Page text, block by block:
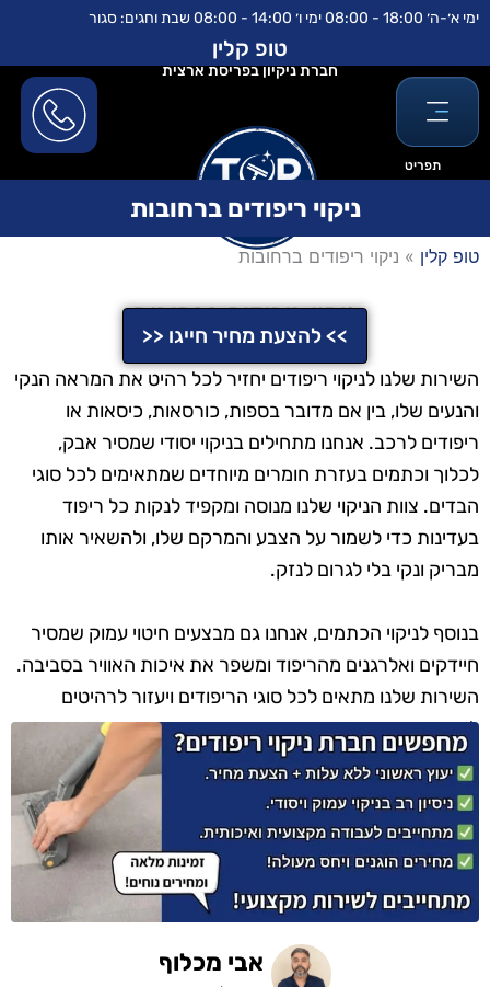
לתוכן
דילוג
ימי א׳-ה׳ 18:00 - 08:00 ימי ו׳ 14:00 - 08:00 שבת וחגים: סגור
תפריט
טופ קלין
חברת ניקיון בפריסת ארצית
ניקוי ריפודים ברחובות
טופ קלין » ניקוי ריפודים ברחובות
ניקוי ריפודים ברחובות
>> להצעת מחיר חייגו <<
השירות שלנו לניקוי ריפודים יחזיר לכל רהיט את המראה הנקי
והנעים שלו, בין אם מדובר בספות, כורסאות, כיסאות או
ריפודים לרכב. אנחנו מתחילים בניקוי יסודי שמסיר אבק,
לכלוך וכתמים בעזרת חומרים מיוחדים שמתאימים לכל סוגי
הבדים. צוות הניקוי שלנו מנוסה ומקפיד לנקות כל ריפוד
בעדינות כדי לשמור על הצבע והמרקם שלו, ולהשאיר אותו
מבריק ונקי בלי לגרום לנזק.
בנוסף לניקוי הכתמים, אנחנו גם מבצעים חיטוי עמוק שמסיר
חיידקים ואלרגנים מהריפוד ומשפר את איכות האוויר בסביבה.
השירות שלנו מתאים לכל סוגי הריפודים ויעזור לרהיטים
להיראות שוב כמו חדשים, רעננים ונעימים.
אבי מכלוף